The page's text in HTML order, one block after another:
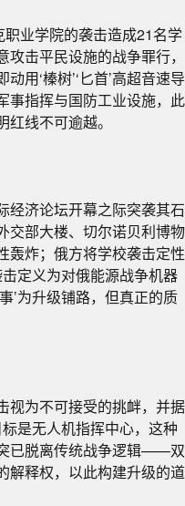
业学院的袭击造成21名学
击平民设施的战争罪行，
用‘榛树’‘匕首’高超音速导
事指挥与国防工业设施，此
线不可逾越。
经济论坛开幕之际突袭其石
交部大楼、切尔诺贝利博物
轰炸；俄方将学校袭击定性
定义为对俄能源战争机器
’为升级铺路，但真正的质
视为不可接受的挑衅，并据
是无人机指挥中心，这种
已脱离传统战争逻辑——双
解释权，以此构建升级的道